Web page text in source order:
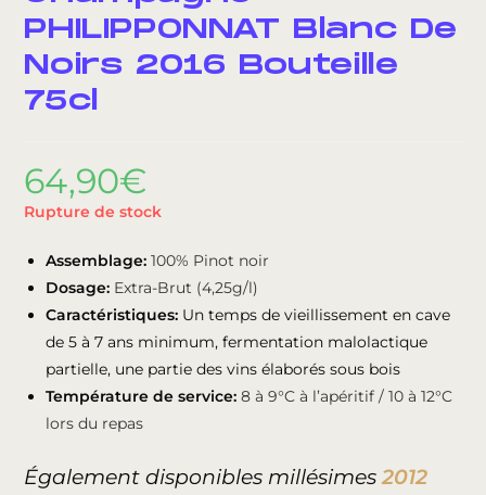
PHILIPPONNAT Blanc De
Noirs 2016 Bouteille
75cl
64,90€
Rupture de stock
Assemblage:100% Pinot noir
Dosage: Extra-Brut (4,25g/l)
Caractéristiques: Un temps de vieillissement en cave
de 5 à 7 ans minimum, fermentation malolactique
partielle, une partie des vins élaborés sous bois
Température de service: 8 à 9°C à l’apéritif / 10 à 12°C
lors du repas
Également disponibles millésimes2012